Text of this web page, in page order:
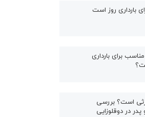
بارداری روز است
برای بارداری
است؟ بررسی
در دوقلوزایی